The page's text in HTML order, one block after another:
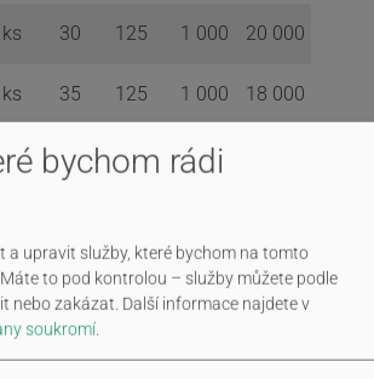
ks 30 125 1 000
20 000
ks 35 125 1 000
18 000
ks 40 125 500
bychom rádi
a upravit služby, které bychom na tomto
to pod kontrolou – služby můžete podle
nebo zakázat. Další informace najdete v
soukromí.